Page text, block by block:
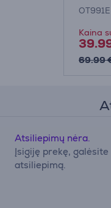
OT991E
Kaina
69.99
Atsiliepimų nėra.
Įsigiję prekę,
atsiliepimą.